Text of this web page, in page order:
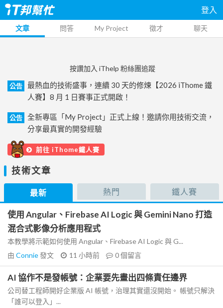
登入
文章 問答 My Project 徵才 聊天
按讚加入 iThelp 粉絲團追蹤
公告
最熱血的技術盛事，連續 30 天的修煉【2026 iThome 鐵
人賽】8 月 1 日賽事正式開啟！
公告
全新專區「My Project」正式上線！邀請你用技術交流，
分享最真實的開發經驗
前往 iThome鐵人賽
技術文章
最新 熱門 鐵人賽
使用 Angular、Firebase AI Logic 與 Gemini Nano 打造
混合式影像分析應用程式
本教學將示範如何使用 Angular、Firebase AI Logic 與 G...
由 Connie發文 11 小時前 0個留言
AI 協作不是發帳號：企業要先畫出四條責任邊界
公司替工程師開好企業版 AI 帳號，治理其實還沒開始。 帳號只解決
「誰可以登入」...